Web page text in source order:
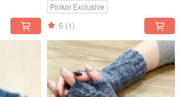
Pinkoi Exclusive
5 (1)